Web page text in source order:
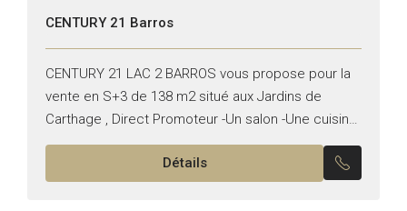
CENTURY 21 Barros
CENTURY 21 LAC 2 BARROS vous propose pour la
vente en S+3 de 138 m2 situé aux Jardins de
Carthage , Direct Promoteur -Un salon -Une cuisine
équipée -Une suite parentale -Deux...
Détails